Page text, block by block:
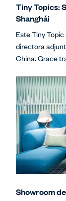
Tiny Topics:
Shanghái
Este Tiny
directora
China. Grace
Showroom